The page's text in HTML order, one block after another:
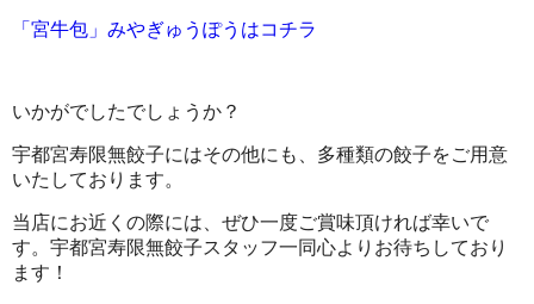
「宮牛包」みやぎゅうぽうはコチラ
いかがでしたでしょうか？
宇都宮寿限無餃子にはその他にも、多種類の餃子をご用意
いたしております。
当店にお近くの際には、ぜひ一度ご賞味頂ければ幸いで
す。宇都宮寿限無餃子スタッフ一同心よりお待ちしており
ます！